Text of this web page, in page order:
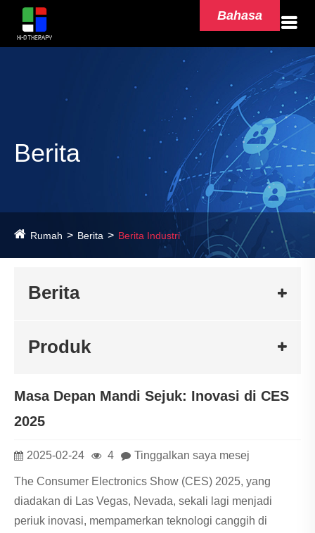
Bahasa
Berita
Rumah Berita Berita Industri
Berita
Produk
Masa Depan Mandi Sejuk: Inovasi di CES
2025
2025-02-24 4 Tinggalkan saya mesej
The Consumer Electronics Show (CES) 2025, yang
diadakan di Las Vegas, Nevada, sekali lagi menjadi
periuk inovasi, mempamerkan teknologi canggih di